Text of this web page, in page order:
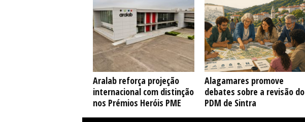
Aralab reforça projeção
internacional com distinção
nos Prémios Heróis PME
Alagamares promove
debates sobre a revisão do
PDM de Sintra